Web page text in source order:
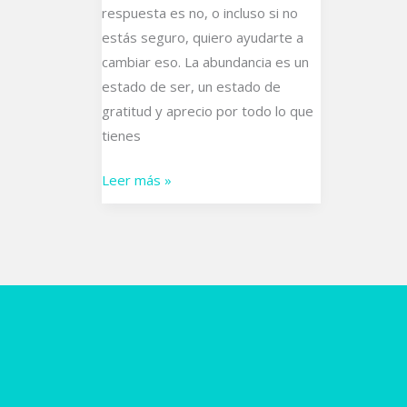
respuesta es no, o incluso si no
estás seguro, quiero ayudarte a
cambiar eso. La abundancia es un
estado de ser, un estado de
gratitud y aprecio por todo lo que
tienes
Leer más »